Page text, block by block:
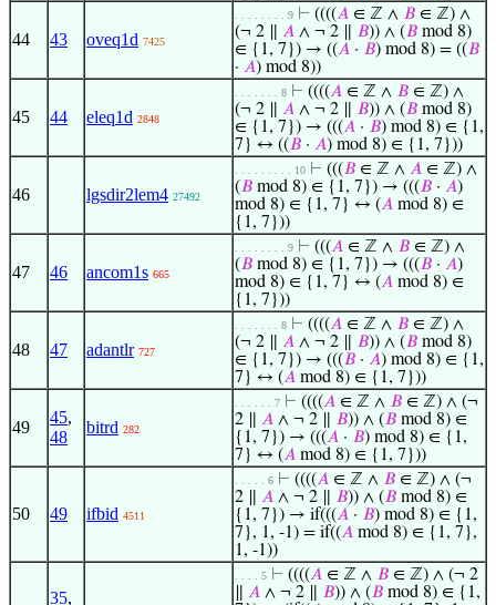
44 43 oveq1d 7425
. . . . . . . . 9 ⊢ ((((𝐴 ∈ ℤ ∧ 𝐵 ∈ ℤ) ∧
(¬ 2 ∥ 𝐴 ∧ ¬ 2 ∥ 𝐵)) ∧ (𝐵 mod 8)
∈ {1, 7}) → ((𝐴 · 𝐵) mod 8) = ((𝐵
· 𝐴) mod 8))
45 44 eleq1d 2848
. . . . . . . 8 ⊢ ((((𝐴 ∈ ℤ ∧ 𝐵 ∈ ℤ) ∧
(¬ 2 ∥ 𝐴 ∧ ¬ 2 ∥ 𝐵)) ∧ (𝐵 mod 8)
∈ {1, 7}) → (((𝐴 · 𝐵) mod 8) ∈ {1,
7} ↔ ((𝐵 · 𝐴) mod 8) ∈ {1, 7}))
46 lgsdir2lem4 27492
. . . . . . . . . 10 ⊢ (((𝐵 ∈ ℤ ∧ 𝐴 ∈ ℤ) ∧
(𝐵 mod 8) ∈ {1, 7}) → (((𝐵 · 𝐴)
mod 8) ∈ {1, 7} ↔ (𝐴 mod 8) ∈
{1, 7}))
47 46 ancom1s 665
. . . . . . . . 9 ⊢ (((𝐴 ∈ ℤ ∧ 𝐵 ∈ ℤ) ∧
(𝐵 mod 8) ∈ {1, 7}) → (((𝐵 · 𝐴)
mod 8) ∈ {1, 7} ↔ (𝐴 mod 8) ∈
{1, 7}))
48 47 adantlr 727
. . . . . . . 8 ⊢ ((((𝐴 ∈ ℤ ∧ 𝐵 ∈ ℤ) ∧
(¬ 2 ∥ 𝐴 ∧ ¬ 2 ∥ 𝐵)) ∧ (𝐵 mod 8)
∈ {1, 7}) → (((𝐵 · 𝐴) mod 8) ∈ {1,
7} ↔ (𝐴 mod 8) ∈ {1, 7}))
49
45,
48
bitrd 282
. . . . . . 7 ⊢ ((((𝐴 ∈ ℤ ∧ 𝐵 ∈ ℤ) ∧ (¬
2 ∥ 𝐴 ∧ ¬ 2 ∥ 𝐵)) ∧ (𝐵 mod 8) ∈
{1, 7}) → (((𝐴 · 𝐵) mod 8) ∈ {1,
7} ↔ (𝐴 mod 8) ∈ {1, 7}))
50 49 ifbid 4511
. . . . . 6 ⊢ ((((𝐴 ∈ ℤ ∧ 𝐵 ∈ ℤ) ∧ (¬
2 ∥ 𝐴 ∧ ¬ 2 ∥ 𝐵)) ∧ (𝐵 mod 8) ∈
{1, 7}) → if(((𝐴 · 𝐵) mod 8) ∈ {1,
7}, 1, -1) = if((𝐴 mod 8) ∈ {1, 7},
1, -1))
35,
. . . . 5 ⊢ ((((𝐴 ∈ ℤ ∧ 𝐵 ∈ ℤ) ∧ (¬ 2
𝐴 ∧ ¬ 2 ∥ 𝐵)) ∧ (𝐵 mod 8) ∈ {1,